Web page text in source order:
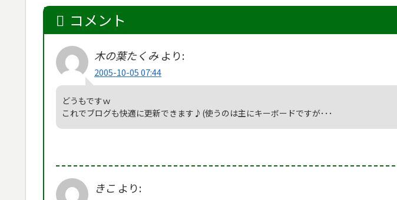
コメント
木の葉たくみ より:
2005-10-05 07:44
どうもですｗ
これでブログも快適に更新できます♪(使うのは主にキーボードですが･･･
きこ より: